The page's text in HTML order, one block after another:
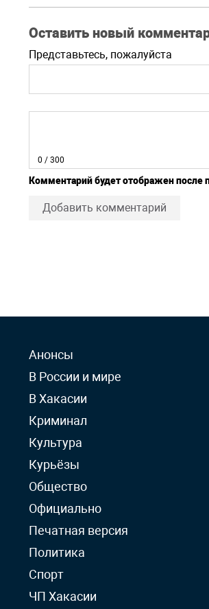
Оставить новый
Представьтесь, пожалуйста
0 / 300
Комментарий будет отображен после
Добавить комментарий
Анонсы
В России и мире
В Хакасии
Криминал
Культура
Курьёзы
Общество
Официально
Печатная версия
Политика
Спорт
ЧП Хакасии